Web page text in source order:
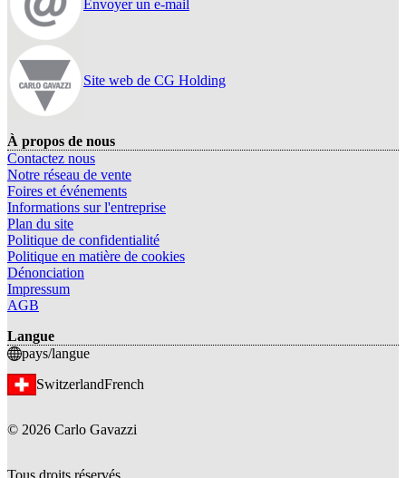
Envoyer un e-mail
Site web de CG Holding
À propos de nous
Contactez nous
Notre réseau de vente
Foires et événements
Informations sur l'entreprise
Plan du site
Politique de confidentialité
Politique en matière de cookies
Dénonciation
Impressum
AGB
Langue
pays/langue
SwitzerlandFrench
© 2026 Carlo Gavazzi